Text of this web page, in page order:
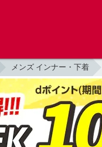
メンズ インナー・下着